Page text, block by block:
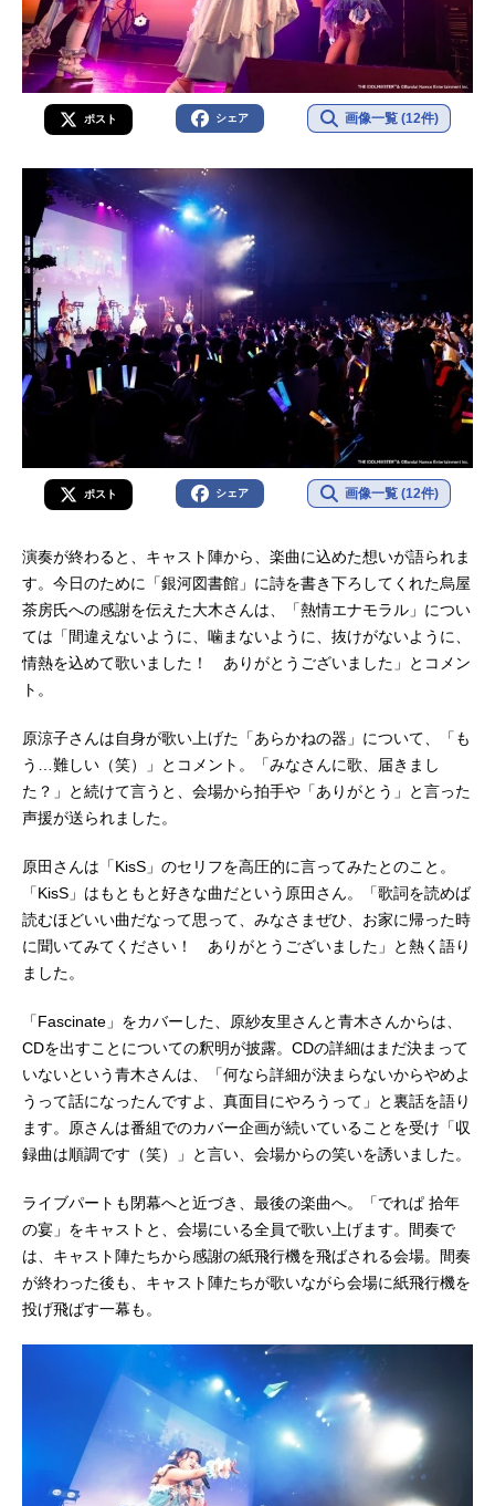
ポスト シェア 画像一覧 (12件)
ポスト シェア 画像一覧 (12件)
演奏が終わると、キャスト陣から、楽曲に込めた想いが語られま
す。今日のために「銀河図書館」に詩を書き下ろしてくれた烏屋
茶房氏への感謝を伝えた大木さんは、「熱情エナモラル」につい
ては「間違えないように、噛まないように、抜けがないように、
情熱を込めて歌いました！ ありがとうございました」とコメン
ト。
原涼子さんは自身が歌い上げた「あらかねの器」について、「も
う…難しい（笑）」とコメント。「みなさんに歌、届きまし
た？」と続けて言うと、会場から拍手や「ありがとう」と言った
声援が送られました。
原田さんは「KisS」のセリフを高圧的に言ってみたとのこと。
「KisS」はもともと好きな曲だという原田さん。「歌詞を読めば
読むほどいい曲だなって思って、みなさまぜひ、お家に帰った時
に聞いてみてください！ ありがとうございました」と熱く語り
ました。
「Fascinate」をカバーした、原紗友里さんと青木さんからは、
CDを出すことについての釈明が披露。CDの詳細はまだ決まって
いないという青木さんは、「何なら詳細が決まらないからやめよ
うって話になったんですよ、真面目にやろうって」と裏話を語り
ます。原さんは番組でのカバー企画が続いていることを受け「収
録曲は順調です（笑）」と言い、会場からの笑いを誘いました。
ライブパートも閉幕へと近づき、最後の楽曲へ。「でれぱ 拾年
の宴」をキャストと、会場にいる全員で歌い上げます。間奏で
は、キャスト陣たちから感謝の紙飛行機を飛ばされる会場。間奏
が終わった後も、キャスト陣たちが歌いながら会場に紙飛行機を
投げ飛ばす一幕も。